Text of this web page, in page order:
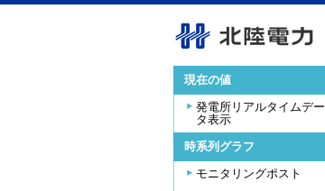
現在の値
発電所リアルタイムデー
タ表示
時系列グラフ
モニタリングポスト